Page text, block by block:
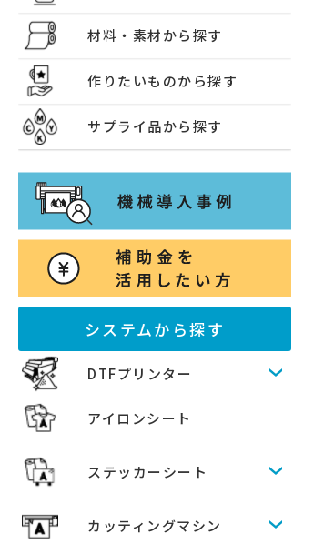
材料・素材から探す
作りたいものから探す
サプライ品から探す
システムから探す
DTFプリンター
アイロンシート
ステッカーシート
カッティングマシン